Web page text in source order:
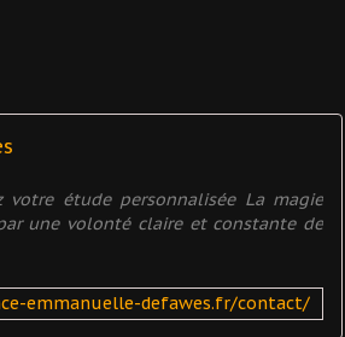
votre étude personnalisée La magie
une volonté claire et constante de
emmanuelle-defawes.fr/contact/